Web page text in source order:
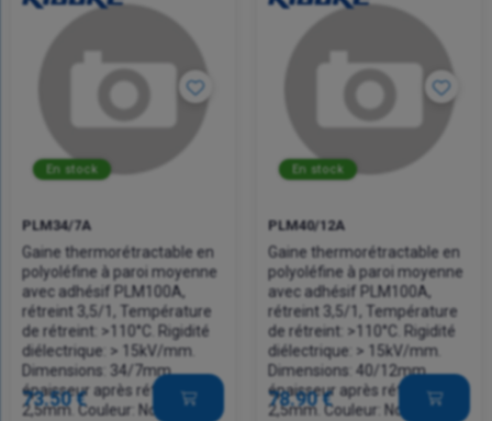
En stock
PLM34/7A
Gaine thermorétractable en
polyoléfine à paroi moyenne
avec adhésif PLM100A,
rétreint 3,5/1, Température
de rétreint: >110°C. Rigidité
diélectrique: > 15kV/mm.
Dimensions: 34/7mm,
épaisseur après rétreint libre:
2,5mm. Couleur: Noire
73.50 €
En stock
PLM40/12A
Gaine thermorétractable en
polyoléfine à paroi moyenne
avec adhésif PLM100A,
rétreint 3,5/1, Température
de rétreint: >110°C. Rigidité
diélectrique: > 15kV/mm.
Dimensions: 40/12mm,
épaisseur après rétreint libre:
2,5mm. Couleur: Noire
78.90 €